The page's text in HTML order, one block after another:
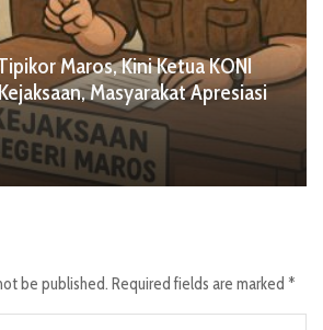
Maros, Kini Ketua KONI
Masyarakat Apresiasi
be published. Required fields are marked *